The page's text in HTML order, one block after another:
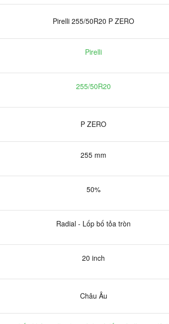
Pirelli 255/50R20 P ZERO
Pirelli
255/50R20
P ZERO
255 mm
50%
Radial - Lốp bố tỏa tròn
20 inch
Châu Âu